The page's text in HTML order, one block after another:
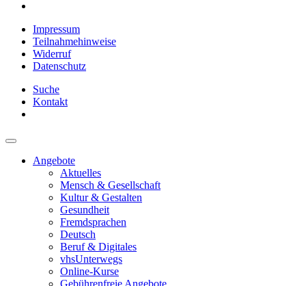
Impressum
Teilnahmehinweise
Widerruf
Datenschutz
Suche
Kontakt
Angebote
Aktuelles
Mensch & Gesellschaft
Kultur & Gestalten
Gesundheit
Fremdsprachen
Deutsch
Beruf & Digitales
vhsUnterwegs
Online-Kurse
Gebührenfreie Angebote